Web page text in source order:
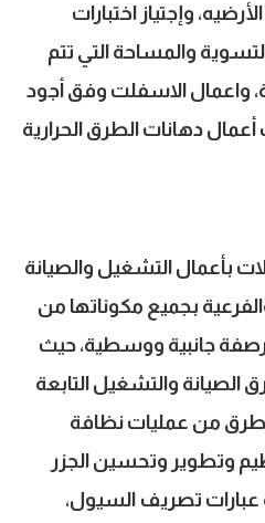
وإجتياز اختبارات
والمساحة التي تتم
الاسفلت وفق أجود
دهانات الطرق الحرارية
بأعمال التشغيل والصيانة
بجميع مكوناتها من
جانبية ووسطية، حيث
والتشغيل التابعة
من عمليات نظافة
وتطوير وتحسين الجزر
تصريف السيول،